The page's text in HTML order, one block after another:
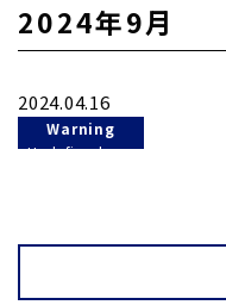
2024年9月
2024.04.16
Warning
: Undefined
on line78